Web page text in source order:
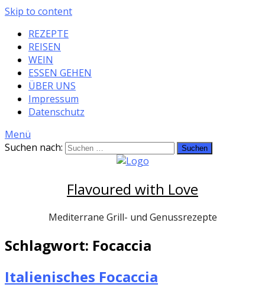
Skip to content
REZEPTE
REISEN
WEIN
ESSEN GEHEN
ÜBER UNS
Impressum
Datenschutz
Menü
Suchen nach:
Flavoured with Love
Mediterrane Grill- und Genussrezepte
Schlagwort: Focaccia
Italienisches Focaccia